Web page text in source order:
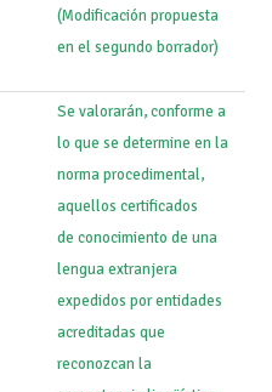
(Modificación propuesta
en el segundo borrador)
Se valorarán, conforme a
lo que se determine en la
norma procedimental,
aquellos certificados
de conocimiento de una
lengua extranjera
expedidos por entidades
acreditadas que
reconozcan la